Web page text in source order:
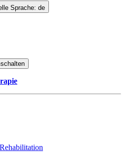
Sprache: de